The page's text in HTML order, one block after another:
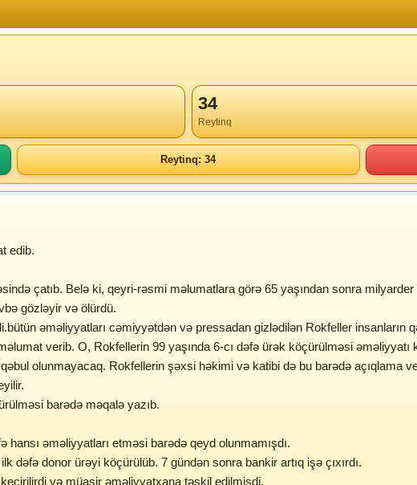
34
Reytinq
Reytinq: 34
edib.
çatıb. Belə ki, qeyri-rəsmi məlumatlara görə 65 yaşından sonra
gözləyir və ölürdü.
əməliyyatları cəmiyyətdən və pressadan gizlədilən Rokfeller insanların
verib. O, Rokfellerin 99 yaşında 6-cı dəfə ürək köçürülməsi əməliyyatı
olunmayacaq. Rokfellerin şəxsi həkimi və katibi də bu barədə açıqlama
barədə məqalə yazıb.
əməliyyatları etməsi barədə qeyd olunmamışdı.
dəfə donor ürəyi köçürülüb. 7 gündən sonra bankir artıq işə çıxırdı.
və müasir əməliyyatxana təşkil edilmişdi.